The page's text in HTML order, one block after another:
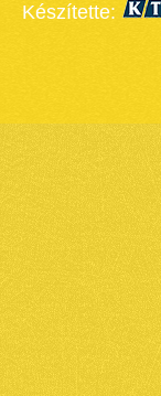
Készítette: